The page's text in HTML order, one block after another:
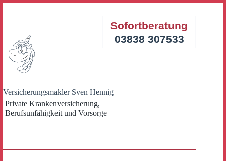
Versicherungsmakler Sven Hennig
Private Krankenversicherung,
Berufsunfähigkeit und Vorsorge
Sofortberatung
03838 307533